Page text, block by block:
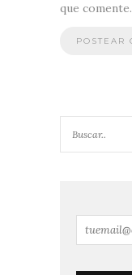
que comente.